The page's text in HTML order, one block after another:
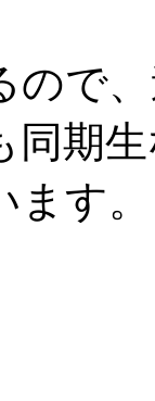
ので
同期
す。